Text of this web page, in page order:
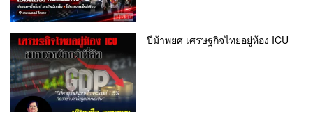
ปีม้าพยศ เศรษฐกิจไทยอยู่ห้อง ICU